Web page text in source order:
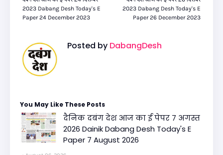
2023 Dabang Desh Today's E
Paper 26 December 2023
2023 Dabang Desh Today's E
Paper 24 December 2023
Posted by DabangDesh
You May Like These Posts
दैनिक दबंग देश आज का ई पेपर 7 अगस्त
2026 Dainik Dabang Desh Today's E
Paper 7 August 2026